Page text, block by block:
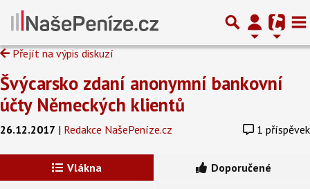
Přejít na výpis diskuzí
Švýcarsko zdaní anonymní bankovní
účty Německých klientů
26.12.2017 | Redakce NašePeníze.cz 1 příspěvek
Vlákna Doporučené